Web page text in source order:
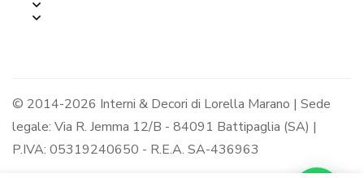
© 2014-2026 Interni & Decori di Lorella Marano | Sede
legale: Via R. Jemma 12/B - 84091 Battipaglia (SA) |
P.IVA: 05319240650 - R.E.A. SA-436963